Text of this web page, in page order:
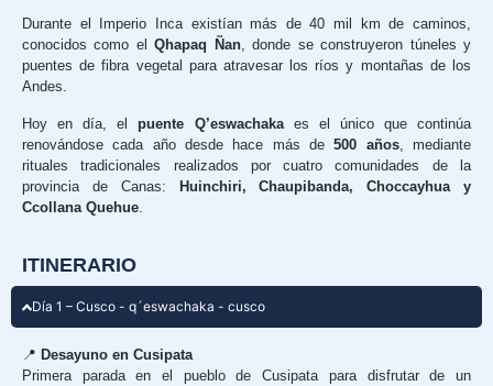
Durante el Imperio Inca existían más de 40 mil km de caminos,
conocidos como elQhapaq Ñan, donde se construyeron túneles y
puentes de fibra vegetal para atravesar los ríos y montañas de los
Andes.
Hoy en día, elpuente Q’eswachakaes el único que continúa
renovándose cada año desde hace más de500 años, mediante
rituales tradicionales realizados por cuatro comunidades de la
provincia de Canas: Huinchiri, Chaupibanda, Choccayhua y
Ccollana Quehue
ITINERARIO
Día 1 – Cusco - q´eswachaka - cusco
📍 Desayuno en Cusipata
Primera parada en el pueblo de Cusipata para disfrutar de un